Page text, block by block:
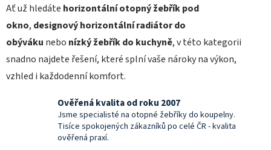
Ať už hledáte horizontální otopný žebřík pod
okno, designový horizontální radiátor do
obýváku nebo nízký žebřík do kuchyně, v této kategorii
snadno najdete řešení, které splní vaše nároky na výkon,
vzhled i každodenní komfort.
Ověřená kvalita od roku 2007
Jsme specialisté na otopné žebříky do koupelny.
Tisíce spokojených zákazníků po celé ČR - kvalita
ověřená praxí.